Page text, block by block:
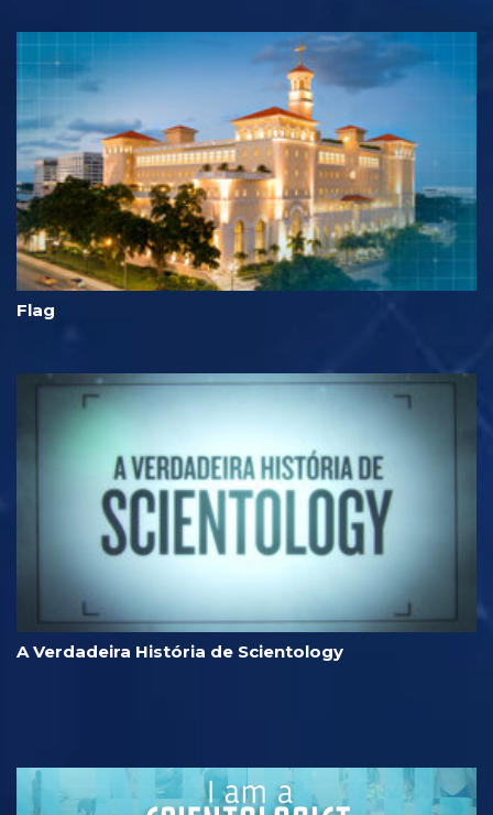
Flag
A Verdadeira História de Scientology